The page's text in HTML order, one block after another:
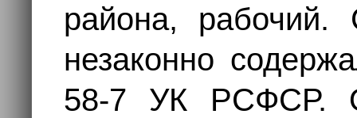
района,
незаконно
58-7 УК РСФСР.